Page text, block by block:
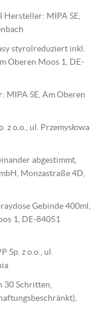
Hersteller: MIPA SE,
styrolreduziert inkl.
Oberen Moos 1, DE-
MIPA SE, Am Oberen
z o.o., ul. Przemysłowa
abgestimmt,
Monzastraße 4D,
Gebinde 400ml,
1, DE-84051
Sp. z o.o., ul.
30 Schritten,